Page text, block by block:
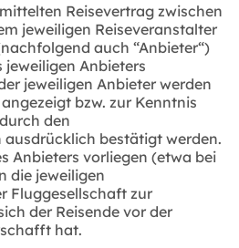
Reisevertrag zwischen
jeweiligen Reiseveranstalter
auch “Anbieter“)
jeweiligen Anbieters
jeweiligen Anbieter werden
bzw. zur Kenntnis
den
ausdrücklich bestätigt werden.
Anbieters vorliegen (etwa bei
die jeweiligen
Fluggesellschaft zur
der Reisende vor der
hat.